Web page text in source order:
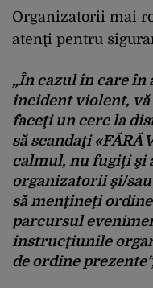
Organizatorii mai
atenţi pentru
„În cazul în care în
incident violent, vă
faceţi un cerc la
să scandaţi «FĂRĂ
calmul, nu fugiţi şi
organizatorii şi/
să menţineţi
parcursul
instrucţiunile
de ordine prezente”